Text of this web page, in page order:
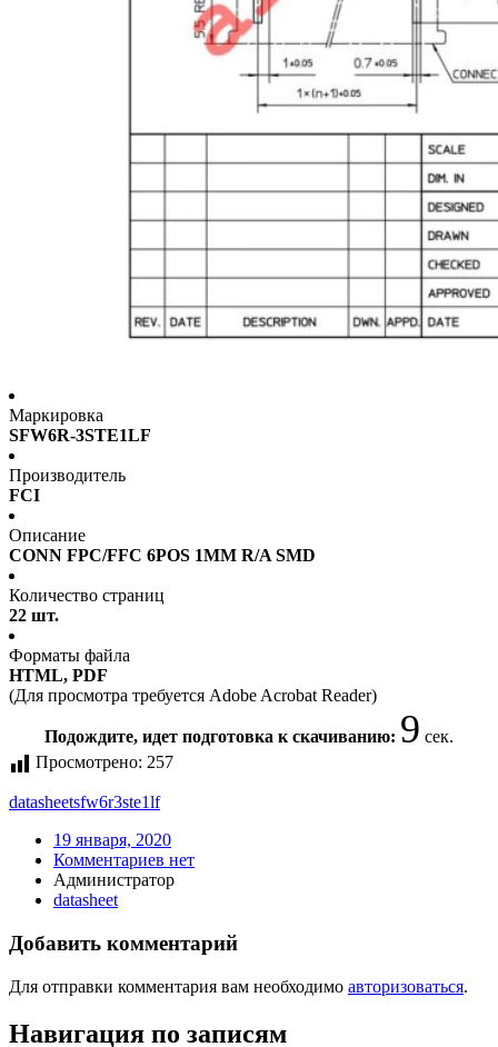
Маркировка
SFW6R-3STE1LF
Производитель
FCI
Описание
CONN FPC/FFC 6POS 1MM R/A SMD
Количество страниц
22 шт.
Форматы файла
HTML, PDF
(Для просмотра требуется Adobe Acrobat Reader)
Подождите, идет подготовка к скачиванию: 9 сек.
Просмотрено: 257
datasheetsfw6r3ste1lf
19 января, 2020
Комментариев нет
Администратор
datasheet
Добавить комментарий
Для отправки комментария вам необходимо авторизоваться.
Навигация по записям